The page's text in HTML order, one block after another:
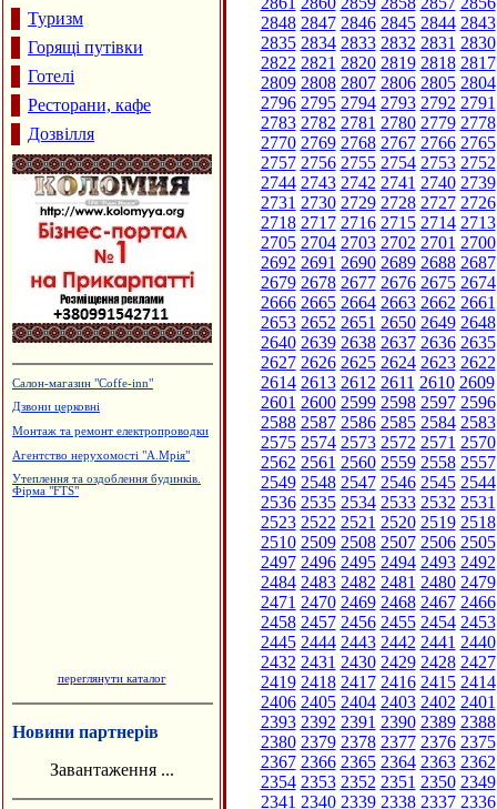
Туризм
Горящі путівки
Готелі
Ресторани, кафе
Дозвілля
Готельно-ресторанний комплекс
сервіс"
Будівельний центр "ВАШ ДІМ"
переглянути каталог
Новини партнерів
Завантаження ...
2848 2847 2846 2845 2844 2843
2835 2834 2833 2832 2831 2830
2822 2821 2820 2819 2818 2817
2809 2808 2807 2806 2805 2804
2796 2795 2794 2793 2792 2791
2783 2782 2781 2780 2779 2778
2770 2769 2768 2767 2766 2765
2757 2756 2755 2754 2753 2752
2744 2743 2742 2741 2740 2739
2731 2730 2729 2728 2727 2726
2718 2717 2716 2715 2714 2713
2705 2704 2703 2702 2701 2700
2692 2691 2690 2689 2688 2687
2679 2678 2677 2676 2675 2674
2666 2665 2664 2663 2662 2661
2653 2652 2651 2650 2649 2648
2640 2639 2638 2637 2636 2635
2627 2626 2625 2624 2623 2622
2614 2613 2612 2611 2610 2609
2601 2600 2599 2598 2597 2596
2588 2587 2586 2585 2584 2583
2575 2574 2573 2572 2571 2570
2562 2561 2560 2559 2558 2557
2549 2548 2547 2546 2545 2544
2536 2535 2534 2533 2532 2531
2523 2522 2521 2520 2519 2518
2510 2509 2508 2507 2506 2505
2497 2496 2495 2494 2493 2492
2484 2483 2482 2481 2480 2479
2471 2470 2469 2468 2467 2466
2458 2457 2456 2455 2454 2453
2445 2444 2443 2442 2441 2440
2432 2431 2430 2429 2428 2427
2419 2418 2417 2416 2415 2414
2406 2405 2404 2403 2402 2401
2393 2392 2391 2390 2389 2388
2380 2379 2378 2377 2376 2375
2367 2366 2365 2364 2363 2362
2354 2353 2352 2351 2350 2349
2341 2340 2339 2338 2337 2336